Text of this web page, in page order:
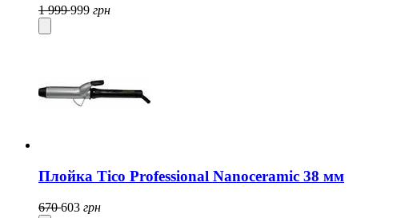
1 999999 грн
Плойка Tico Professional Nanoceramic 38 мм
670603 грн